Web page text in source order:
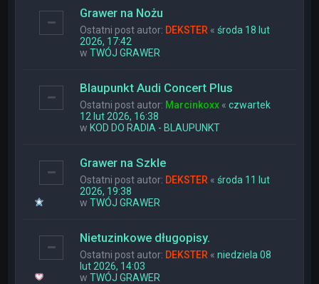
Grawer na Nożu
Ostatni post autor: DEKSTER «środa 18 lut
2026, 17:42
wTWÓJ GRAWER
Blaupunkt Audi Concert Plus
Ostatni post autor: Marcinkoxx «czwartek
12 lut 2026, 16:38
w KOD DO RADIA - BLAUPUNKT
Grawer na Szkle
Ostatni post autor: DEKSTER «środa 11 lut
2026, 19:38
wTWÓJ GRAWER
Nietuzinkowe długopisy.
Ostatni post autor: DEKSTER «niedziela 08
lut 2026, 14:03
wTWÓJ GRAWER